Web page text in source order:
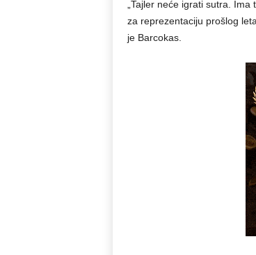
„Tajler neće igrati sutra.
za reprezentaciju prošlog
je Barcokas.